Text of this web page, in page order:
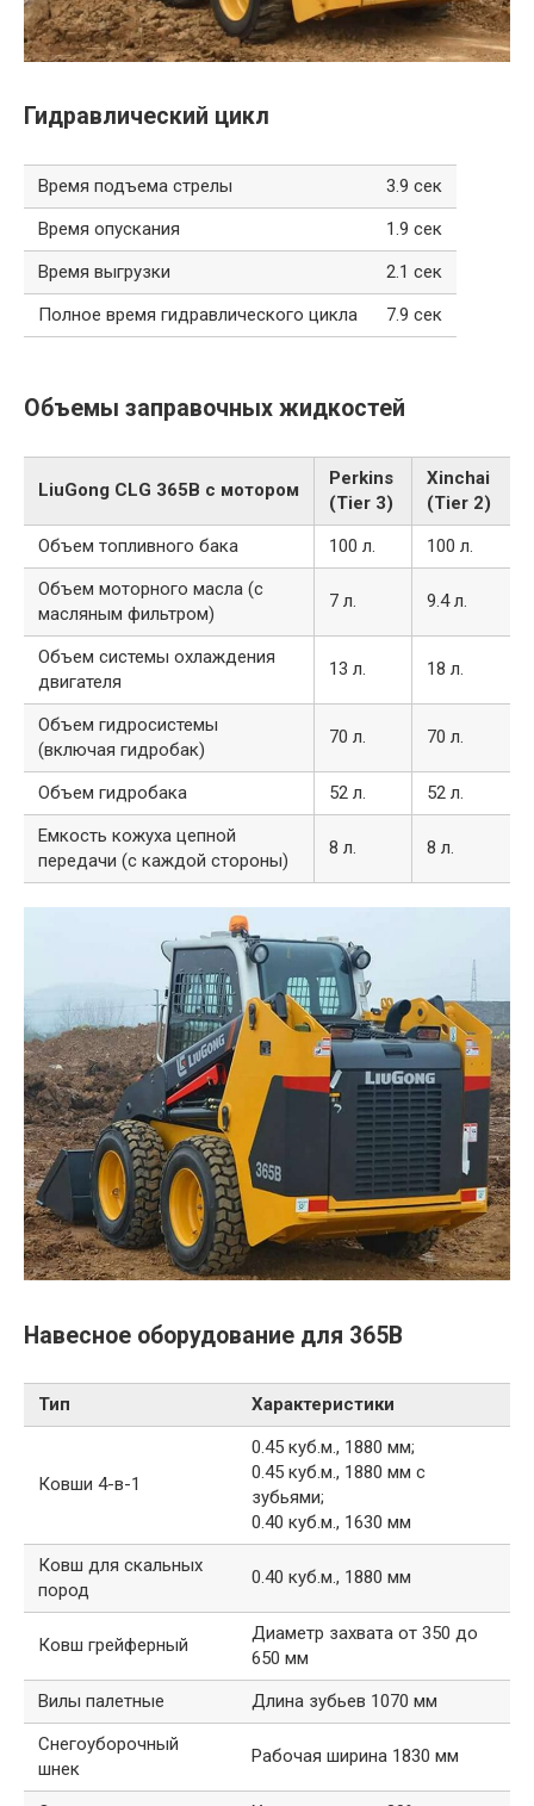
Гидравлический цикл
Время подъема стрелы
3.9 сек
Время опускания
1.9 сек
Время выгрузки
2.1 сек
Полное время гидравлического цикла
7.9 сек
Объемы заправочных жидкостей
LiuGong CLG 365B с мотором
Perkins
(Tier 3)
Xinchai
(Tier 2)
Объем топливного бака
100 л.
100 л.
Объем моторного масла (с
масляным фильтром)
7 л. 9.4 л.
Объем системы охлаждения
двигателя
13 л. 18 л.
Объем гидросистемы
(включая гидробак)
70 л. 70 л.
Объем гидробака 52 л.
52 л.
Емкость кожуха цепной
передачи (с каждой стороны)
8 л. 8 л.
Навесное оборудование для 365B
Тип Характеристики
Ковши 4-в-1
0.45 куб.м., 1880 мм;
0.45 куб.м., 1880 мм с
зубьями;
0.40 куб.м., 1630 мм
Ковш для скальных
пород
0.40 куб.м., 1880 мм
Ковш грейферный
Диаметр захвата от 350 до
650 мм
Вилы палетные
Длина зубьев 1070 мм
Снегоуборочный
шнек
Рабочая ширина 1830 мм